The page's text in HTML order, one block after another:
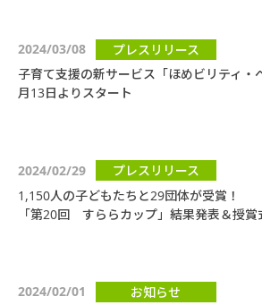
2024/03/08
プレスリリース
子育て支援の新サービス「ほめビリティ・
月13日よりスタート
2024/02/29
プレスリリース
1,150人の子どもたちと29団体が受賞！
「第20回 すららカップ」結果発表＆授賞
2024/02/01
お知らせ